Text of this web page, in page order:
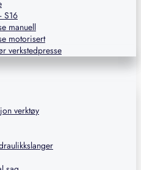
S16
manuell
motorisert
verkstedpresse
verktøy